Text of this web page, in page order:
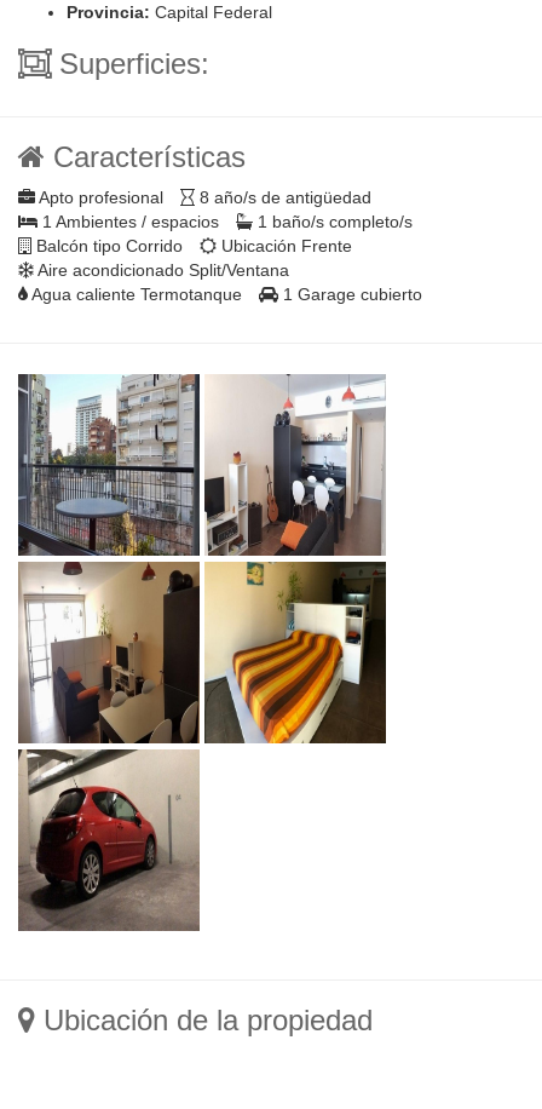
Provincia: Capital Federal
Superficies:
Características
Apto profesional
8 año/s de antigüedad
1 Ambientes / espacios
1 baño/s completo/s
Balcón tipo Corrido
Ubicación Frente
Aire acondicionado Split/Ventana
Agua caliente Termotanque
1 Garage cubierto
Ubicación de la propiedad